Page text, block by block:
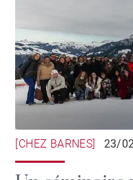
[CHEZ BARNES] 23/